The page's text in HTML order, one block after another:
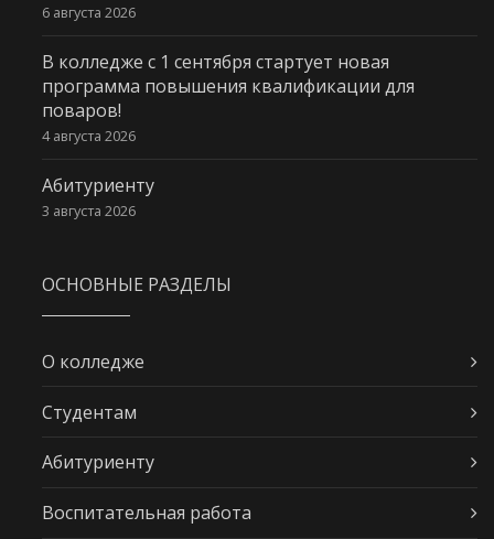
6 августа 2026
В колледже с 1 сентября стартует новая
программа повышения квалификации для
поваров!
4 августа 2026
Абитуриенту
3 августа 2026
ОСНОВНЫЕ РАЗДЕЛЫ
О колледже
Студентам
Абитуриенту
Воспитательная работа